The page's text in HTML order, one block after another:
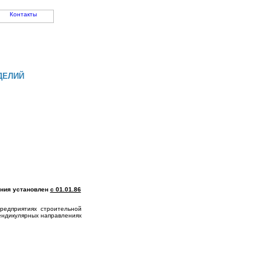
установлен с 01.01.86
строительной
направлениях